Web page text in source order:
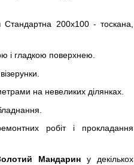
Стандартна 200х100 - тоскана,
і гладкою поверхнею.
на невеликих ділянках.
робіт і прокладання
Мандарин у декількох